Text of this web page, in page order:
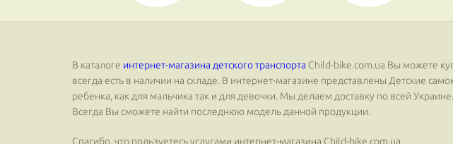
В каталоге интернет-магазина детского транспорта Сhild-bike.com.ua Вы можете
всегда есть в наличии на складе. В интернет-магазине представлены Детские
ребенка, как для мальчика так и для девочки. Мы делаем доставку по всей
Всегда Вы сможете найти последнюю модель данной продукции.
Спасибо, что пользуетесь услугами интернет-магазина Сhild-bike.com.ua